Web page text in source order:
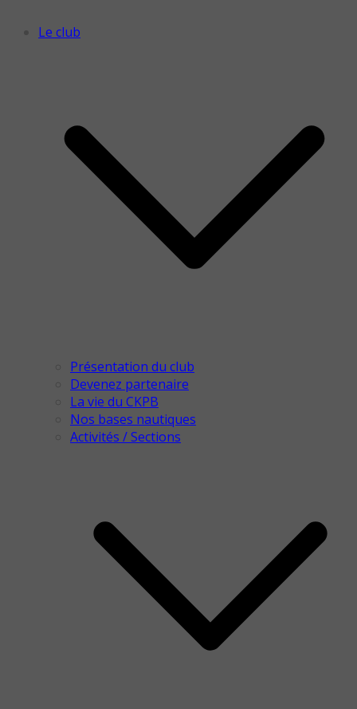
Le club
Présentation du club
Devenez partenaire
La vie du CKPB
Nos bases nautiques
Activités / Sections